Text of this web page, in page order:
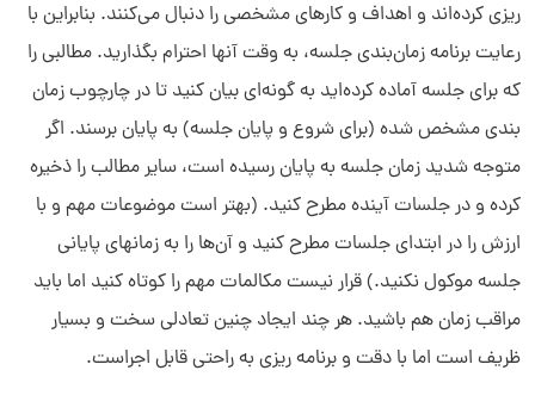
ریزی کرده‌اند و اهداف و کارهای مشخصی را دنبال می‌کنند. بنابراین با
رعایت برنامه زمان‌بندی جلسه، به وقت آنها احترام بگذارید. مطالبی را
که برای جلسه آماده کرده‌اید به گونه‌ای بیان کنید تا در چارچوب زمان
بندی مشخص شده (برای شروع و پایان جلسه) به پایان برسند. اگر
متوجه شدید زمان جلسه به پایان رسیده است، سایر مطالب را ذخیره
کرده و در جلسات آینده مطرح کنید. (بهتر است موضوعات مهم و با
ارزش را در ابتدای جلسات مطرح کنید و آن‌ها را به زمانهای پایانی
جلسه موکول نکنید.) قرار نیست مکالمات مهم را کوتاه کنید اما باید
مراقب زمان هم باشید. هر چند ایجاد چنین تعادلی سخت و بسیار
ظریف است اما با دقت و برنامه ریزی به راحتی قابل اجراست.